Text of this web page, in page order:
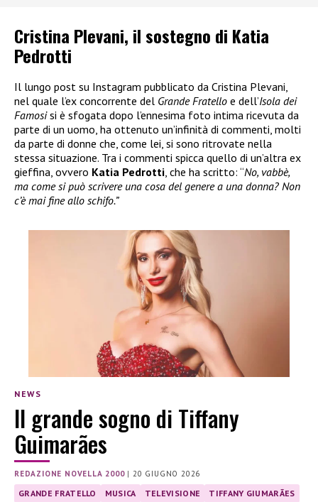
Cristina Plevani, il sostegno di Katia
Pedrotti
Il lungo post su Instagram pubblicato da Cristina Plevani,
nel quale l’ex concorrente del Grande Fratello e dell’Isola dei
Famosisi è sfogata dopo l’ennesima foto intima ricevuta da
parte di un uomo, ha ottenuto un’infinità di commenti, molti
da parte di donne che, come lei, si sono ritrovate nella
stessa situazione. Tra i commenti spicca quello di un’altra ex
gieffina, ovvero Katia Pedrotti, che ha scritto: “No, vabbè,
ma come si può scrivere una cosa del genere a una donna? Non
c’è mai fine allo schifo.”
NEWS
Il grande sogno di Tiffany
Guimarães
REDAZIONE NOVELLA 2000|20 GIUGNO 2026
GRANDE FRATELLO MUSICA TELEVISIONE TIFFANY GIUMARÃES